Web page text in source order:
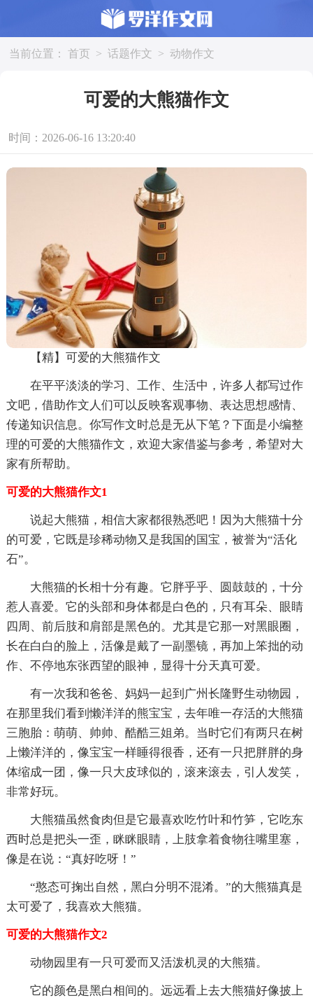
当前位置： 首页 > 话题作文 > 动物作文
可爱的大熊猫作文
时间：2026-06-16 13:20:40
【精】可爱的大熊猫作文
在平平淡淡的学习、工作、生活中，许多人都写过作
文吧，借助作文人们可以反映客观事物、表达思想感情、
传递知识信息。你写作文时总是无从下笔？下面是小编整
理的可爱的大熊猫作文，欢迎大家借鉴与参考，希望对大
家有所帮助。
可爱的大熊猫作文1
说起大熊猫，相信大家都很熟悉吧！因为大熊猫十分
的可爱，它既是珍稀动物又是我国的国宝，被誉为“活化
石”。
大熊猫的长相十分有趣。它胖乎乎、圆鼓鼓的，十分
惹人喜爱。它的头部和身体都是白色的，只有耳朵、眼睛
四周、前后肢和肩部是黑色的。尤其是它那一对黑眼圈，
长在白白的脸上，活像是戴了一副墨镜，再加上笨拙的动
作、不停地东张西望的眼神，显得十分天真可爱。
有一次我和爸爸、妈妈一起到广州长隆野生动物园，
在那里我们看到懒洋洋的熊宝宝，去年唯一存活的大熊猫
三胞胎：萌萌、帅帅、酷酷三姐弟。当时它们有两只在树
上懒洋洋的，像宝宝一样睡得很香，还有一只把胖胖的身
体缩成一团，像一只大皮球似的，滚来滚去，引人发笑，
非常好玩。
大熊猫虽然食肉但是它最喜欢吃竹叶和竹笋，它吃东
西时总是把头一歪，眯眯眼睛，上肢拿着食物往嘴里塞，
像是在说：“真好吃呀！”
“憨态可掬出自然，黑白分明不混淆。”的大熊猫真是
太可爱了，我喜欢大熊猫。
可爱的大熊猫作文2
动物园里有一只可爱而又活泼机灵的大熊猫。
它的颜色是黑白相间的。远远看上去大熊猫好像披上